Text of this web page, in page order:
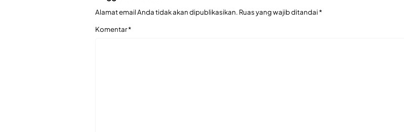
Alamat email Anda tidak akan dipublikasikan. Ruas yang wajib ditandai*
Komentar*